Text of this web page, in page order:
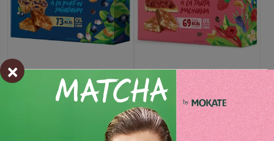
Mini Batoniki o smaku
Muffina Jagodowego
Mini Batoniki o smaku
Tarty Malinowej
9,99 zł
×